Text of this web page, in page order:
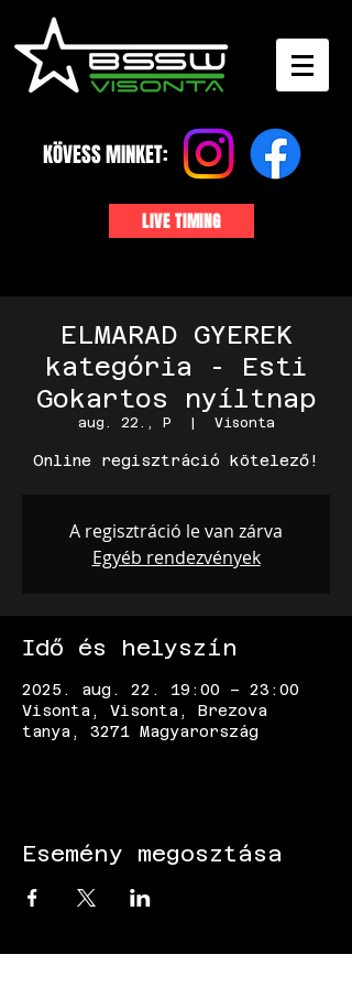
KÖVESS MINKET:
LIVE TIMING
ELMARAD GYEREK
kategória - Esti
Gokartos nyíltnap
aug. 22., P Visonta
Online regisztráció kötelező!
A regisztráció le van zárva
Egyéb rendezvények
Idő és helyszín
2025. aug. 22. 19:00 – 23:00
Visonta, Visonta, Brezova
tanya, 3271 Magyarország
Esemény megosztása